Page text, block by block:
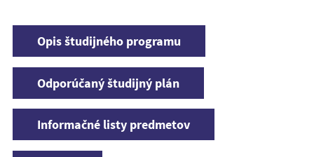
Opis študijného programu
Odporúčaný študijný plán
Informačné listy predmetov